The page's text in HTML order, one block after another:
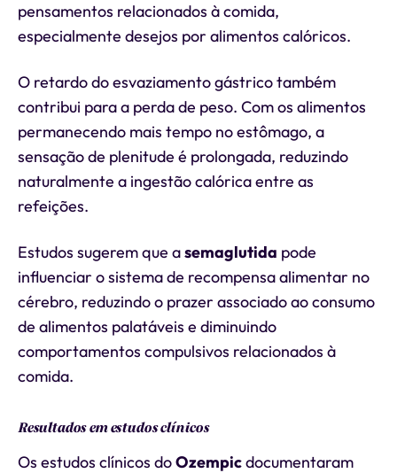
pensamentos relacionados à comida,
especialmente desejos por alimentos calóricos.
O retardo do esvaziamento gástrico também
contribui para a perda de peso. Com os alimentos
permanecendo mais tempo no estômago, a
sensação de plenitude é prolongada, reduzindo
naturalmente a ingestão calórica entre as
refeições.
Estudos sugerem que asemaglutida pode
influenciar o sistema de recompensa alimentar no
cérebro, reduzindo o prazer associado ao consumo
de alimentos palatáveis e diminuindo
comportamentos compulsivos relacionados à
comida.
Resultados em estudos clínicos
Os estudos clínicos doOzempicdocumentaram